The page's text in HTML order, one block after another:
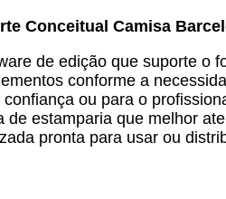
Conceitual Camisa
de edição que suporte o
conforme a
ou para o
de estamparia que melhor
pronta para usar ou